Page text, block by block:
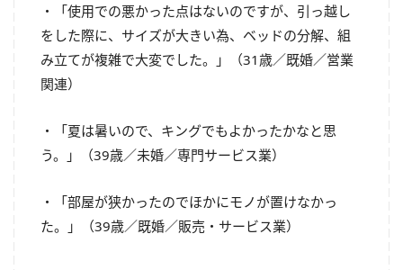
・「使用での悪かった点はないのですが、引っ越し
をした際に、サイズが大きい為、ベッドの分解、組
み立てが複雑で大変でした。」（31歳／既婚／営業
関連）
・「夏は暑いので、キングでもよかったかなと思
う。」（39歳／未婚／専門サービス業）
・「部屋が狭かったのでほかにモノが置けなかっ
た。」（39歳／既婚／販売・サービス業）